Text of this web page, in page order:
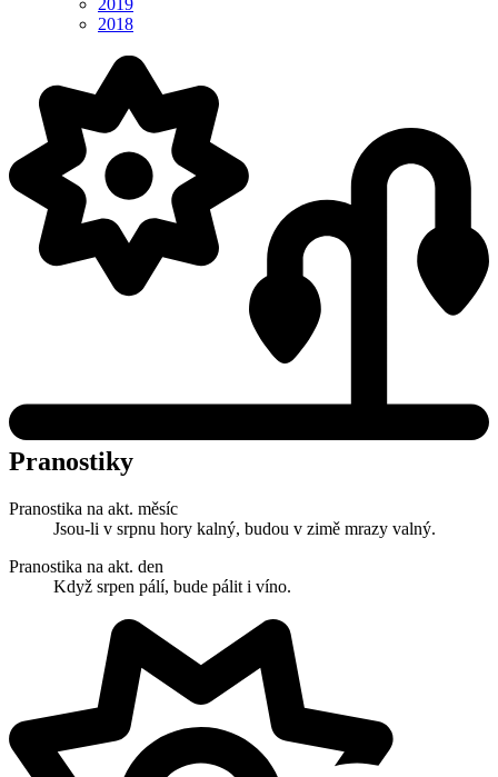
2018
Pranostiky
Pranostika na akt. měsíc
Jsou-li v srpnu hory kalný, budou v zimě mrazy valný.
Pranostika na akt. den
Když srpen pálí, bude pálit i víno.